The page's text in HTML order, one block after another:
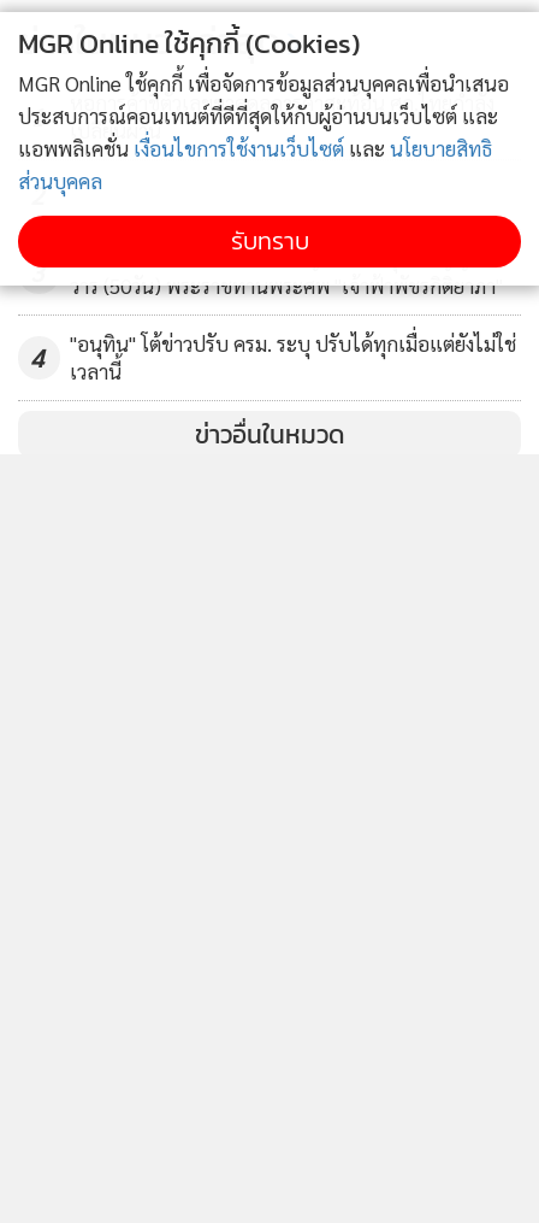
18,639
โลกโซเชียล คนฮ่องกงยังล้นทะลัก
[ชมถ่ายสด]
ข่าวในหมวดล่าสุด
1
หอการค้าชี้ตัวเลขขาดดุลการค้าสะท้อน ศก.ไทยกำลัง
เปลี่ยนผ่าน
2
3
ในหลวง-พระราชินี ทรงบำเพ็ญพระราชกุศลปัญญาสม
วาร (50วัน) พระราชทานพระศพ "เจ้าฟ้าพัชรกิติยาภา"
4
"อนุทิน" โต้ข่าวปรับ ครม. ระบุ ปรับได้ทุกเมื่อแต่ยังไม่ใช่
เวลานี้
ข่าวอื่นในหมวด
MGR Online ใช้คุกกี้ (Cookies)
MGR Online ใช้คุกกี้ เพื่อจัดการข้อมูลส่วนบุคคลเพื่อนำเสนอ
ประสบการณ์คอนเทนต์ที่ดีที่สุดให้กับผู้อ่านบนเว็บไซต์ และ
แอพพลิเคชั่น เงื่อนไขการใช้งานเว็บไซต์ และ นโยบายสิทธิ
ส่วนบุคคล
รับทราบ